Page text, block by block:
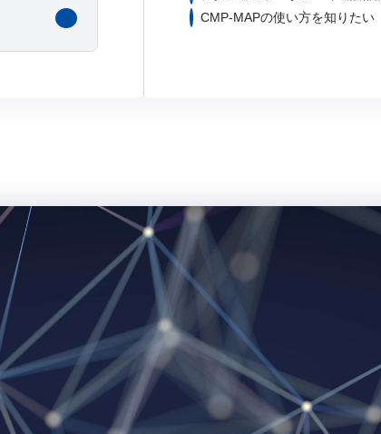
CMP-MAPの使い方を知りたい